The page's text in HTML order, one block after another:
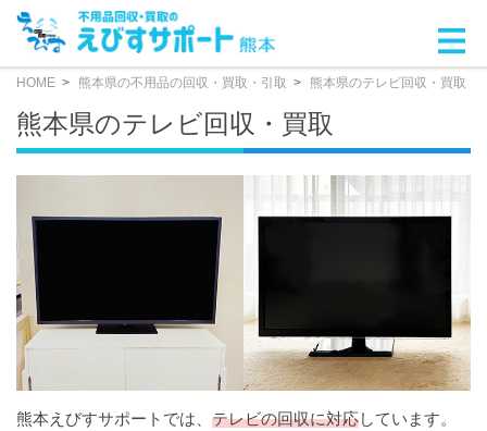
HOME 熊本県の不用品の回収・買取・引取 熊本県のテレビ回収・買取
熊本県のテレビ回収・買取
熊本えびすサポートでは、 テレビの回収に対応しています。